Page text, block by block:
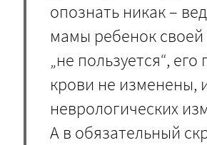
опознать никак –
мамы ребенок
„не пользуется“,
крови не изменены,
неврологических
А в обязательный